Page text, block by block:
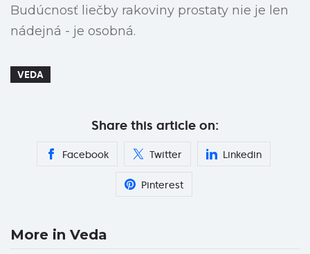
Budúcnosť liečby rakoviny prostaty nie je len
nádejná - je osobná.
VEDA
Share this article on:
Facebook Twitter Linkedin
Pinterest
More in Veda